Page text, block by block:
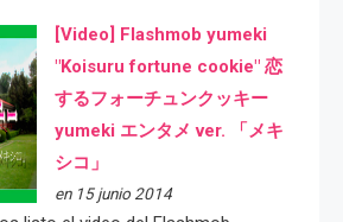
[Video] Flashmob yumeki
"Koisuru fortune cookie" 恋
するフォーチュンクッキー
yumeki エンタメ ver. 「メキ
シコ」
en 15 junio 2014